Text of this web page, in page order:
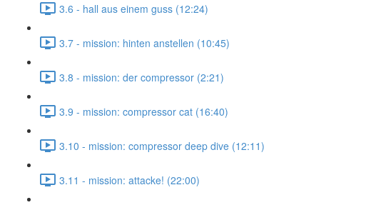
3.6 - hall aus einem guss (12:24)
3.7 - mission: hinten anstellen (10:45)
3.8 - mission: der compressor (2:21)
3.9 - mission: compressor cat (16:40)
3.10 - mission: compressor deep dive (12:11)
3.11 - mission: attacke! (22:00)